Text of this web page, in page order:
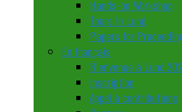
Hands-on Workshop
Tours in Lund
Papers for
En français
Bienvenue à Lund
Inscription
Appel à contributions